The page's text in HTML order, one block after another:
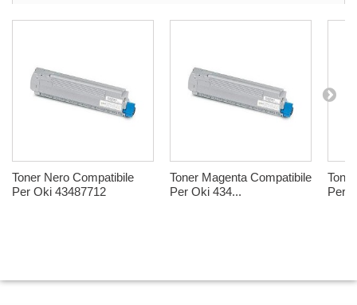
Toner Nero Compatibile
Per Oki 43487712
Toner Magenta Compatibile
Per Oki 434...
Per